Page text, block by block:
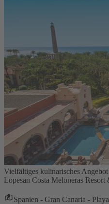
Vielfältiges kulinarisches Angebot
Lopesan Costa Meloneras Resort
Spanien - Gran Canaria -